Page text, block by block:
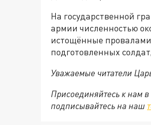
На государственной
армии численностью
истощённые
подготовленных
Уважаемые читатели
Присоединяйтесь к нам
подписывайтесь на наш